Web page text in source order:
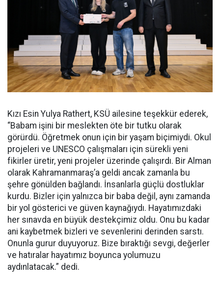
Kızı Esin Yulya Rathert, KSÜ ailesine teşekkür ederek,
“Babam işini bir meslekten öte bir tutku olarak
görürdü. Öğretmek onun için bir yaşam biçimiydi. Okul
projeleri ve UNESCO çalışmaları için sürekli yeni
fikirler üretir, yeni projeler üzerinde çalışırdı. Bir Alman
olarak Kahramanmaraş’a geldi ancak zamanla bu
şehre gönülden bağlandı. İnsanlarla güçlü dostluklar
kurdu. Bizler için yalnızca bir baba değil, aynı zamanda
bir yol gösterici ve güven kaynağıydı. Hayatımızdaki
her sınavda en büyük destekçimiz oldu. Onu bu kadar
ani kaybetmek bizleri ve sevenlerini derinden sarstı.
Onunla gurur duyuyoruz. Bize bıraktığı sevgi, değerler
ve hatıralar hayatımız boyunca yolumuzu
aydınlatacak.” dedi.